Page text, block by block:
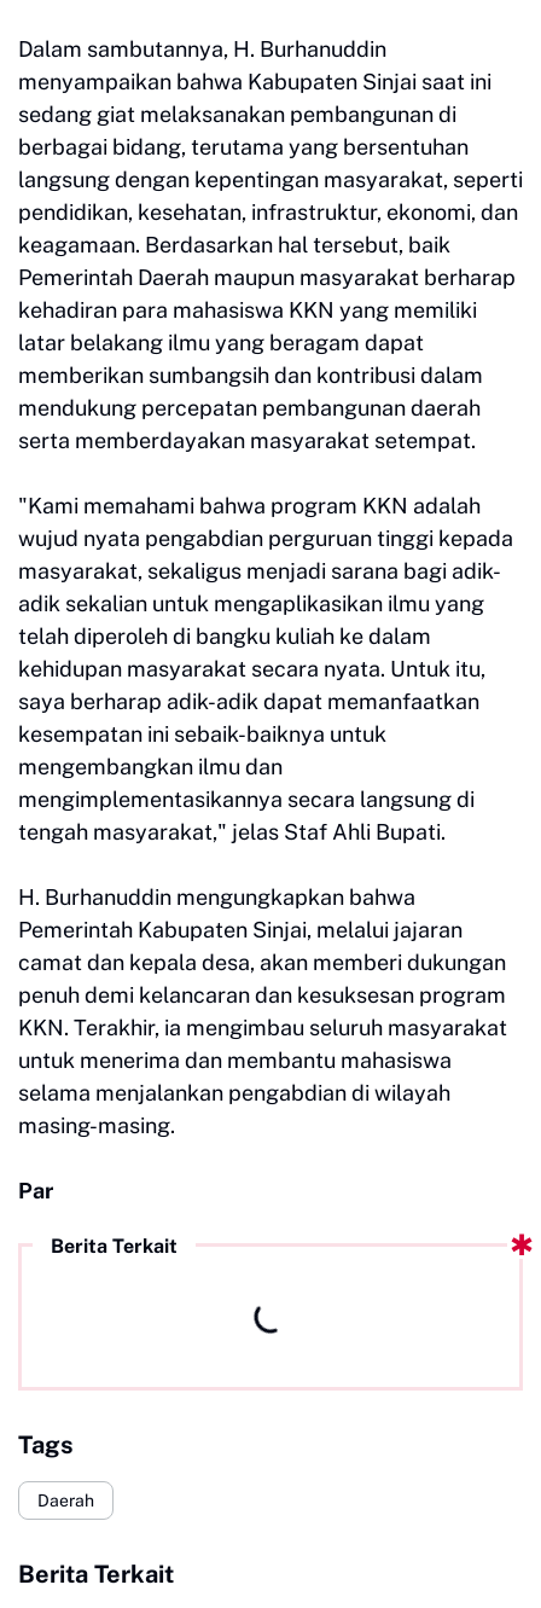
Dalam sambutannya, H. Burhanuddin
menyampaikan bahwa Kabupaten Sinjai saat ini
sedang giat melaksanakan pembangunan di
berbagai bidang, terutama yang bersentuhan
langsung dengan kepentingan masyarakat, seperti
pendidikan, kesehatan, infrastruktur, ekonomi, dan
keagamaan. Berdasarkan hal tersebut, baik
Pemerintah Daerah maupun masyarakat berharap
kehadiran para mahasiswa KKN yang memiliki
latar belakang ilmu yang beragam dapat
memberikan sumbangsih dan kontribusi dalam
mendukung percepatan pembangunan daerah
serta memberdayakan masyarakat setempat.
"Kami memahami bahwa program KKN adalah
wujud nyata pengabdian perguruan tinggi kepada
masyarakat, sekaligus menjadi sarana bagi adik-
adik sekalian untuk mengaplikasikan ilmu yang
telah diperoleh di bangku kuliah ke dalam
kehidupan masyarakat secara nyata. Untuk itu,
saya berharap adik-adik dapat memanfaatkan
kesempatan ini sebaik-baiknya untuk
mengembangkan ilmu dan
mengimplementasikannya secara langsung di
tengah masyarakat," jelas Staf Ahli Bupati.
H. Burhanuddin mengungkapkan bahwa
Pemerintah Kabupaten Sinjai, melalui jajaran
camat dan kepala desa, akan memberi dukungan
penuh demi kelancaran dan kesuksesan program
KKN. Terakhir, ia mengimbau seluruh masyarakat
untuk menerima dan membantu mahasiswa
selama menjalankan pengabdian di wilayah
masing-masing.
Par
Berita Terkait
Tags
Daerah
Berita Terkait